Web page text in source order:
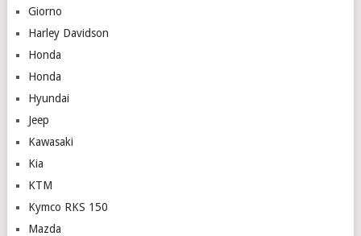
Giorno
Harley Davidson
Honda
Honda
Hyundai
Jeep
Kawasaki
Kia
KTM
Kymco RKS 150
Mazda